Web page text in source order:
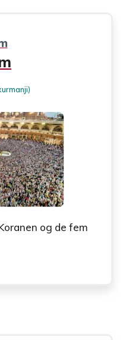
og de fem